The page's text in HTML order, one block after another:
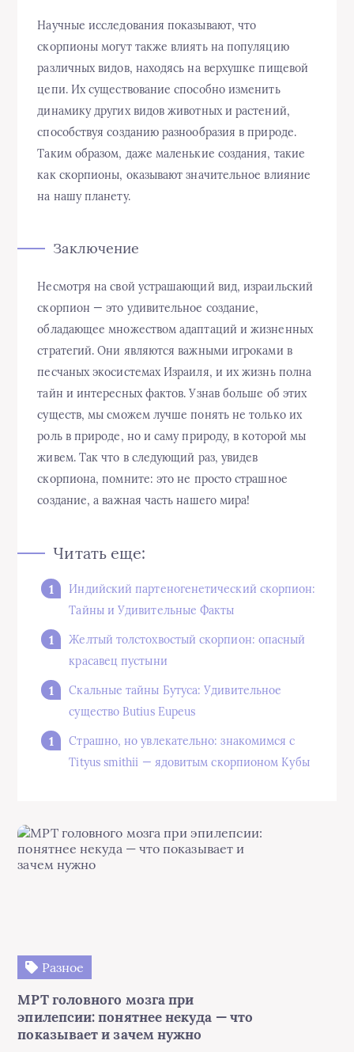
Научные исследования показывают, что
скорпионы могут также влиять на популяцию
различных видов, находясь на верхушке пищевой
цепи. Их существование способно изменить
динамику других видов животных и растений,
способствуя созданию разнообразия в природе.
Таким образом, даже маленькие создания, такие
как скорпионы, оказывают значительное влияние
на нашу планету.
Заключение
Несмотря на свой устрашающий вид, израильский
скорпион — это удивительное создание,
обладающее множеством адаптаций и жизненных
стратегий. Они являются важными игроками в
песчаных экосистемах Израиля, и их жизнь полна
тайн и интересных фактов. Узнав больше об этих
существ, мы сможем лучше понять не только их
роль в природе, но и саму природу, в которой мы
живем. Так что в следующий раз, увидев
скорпиона, помните: это не просто страшное
создание, а важная часть нашего мира!
Читать еще:
Индийский партеногенетический скорпион:
Тайны и Удивительные Факты
Желтый толстохвостый скорпион: опасный
красавец пустыни
Скальные тайны Бутуса: Удивительное
существо Butius Eupeus
Страшно, но увлекательно: знакомимся с
Tityus smithii — ядовитым скорпионом Кубы
Разное
МРТ головного мозга при
эпилепсии: понятнее некуда — что
показывает и зачем нужно